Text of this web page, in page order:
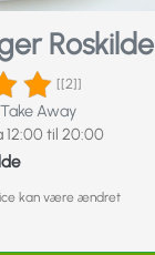
Roskilde
[[2]]
Take Away
12:00 til 20:00
kan være ændret